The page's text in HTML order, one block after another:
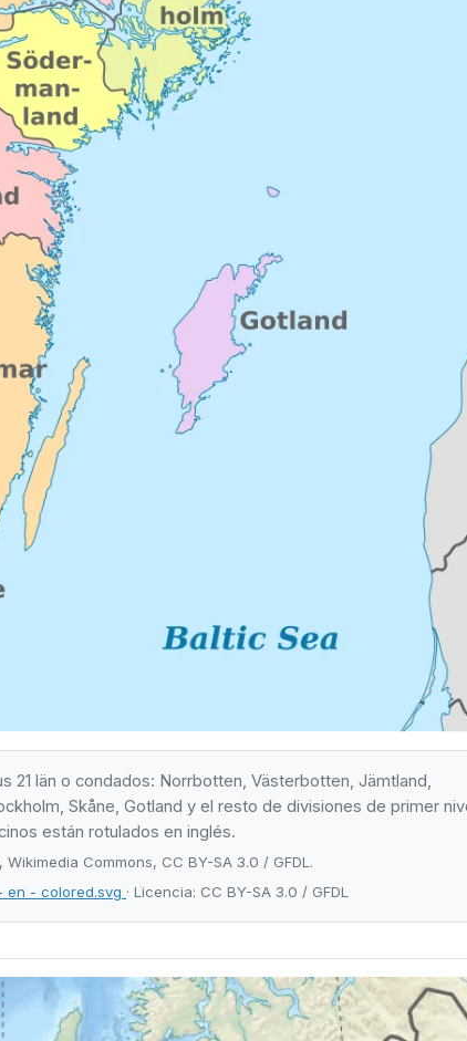
21 län o condados: Norrbotten, Västerbotten, Jämtland,
Skåne, Gotland y el resto de divisiones de primer
están rotulados en inglés.
Commons, CC BY-SA 3.0 / GFDL.
en - colored.svg · Licencia: CC BY-SA 3.0 / GFDL